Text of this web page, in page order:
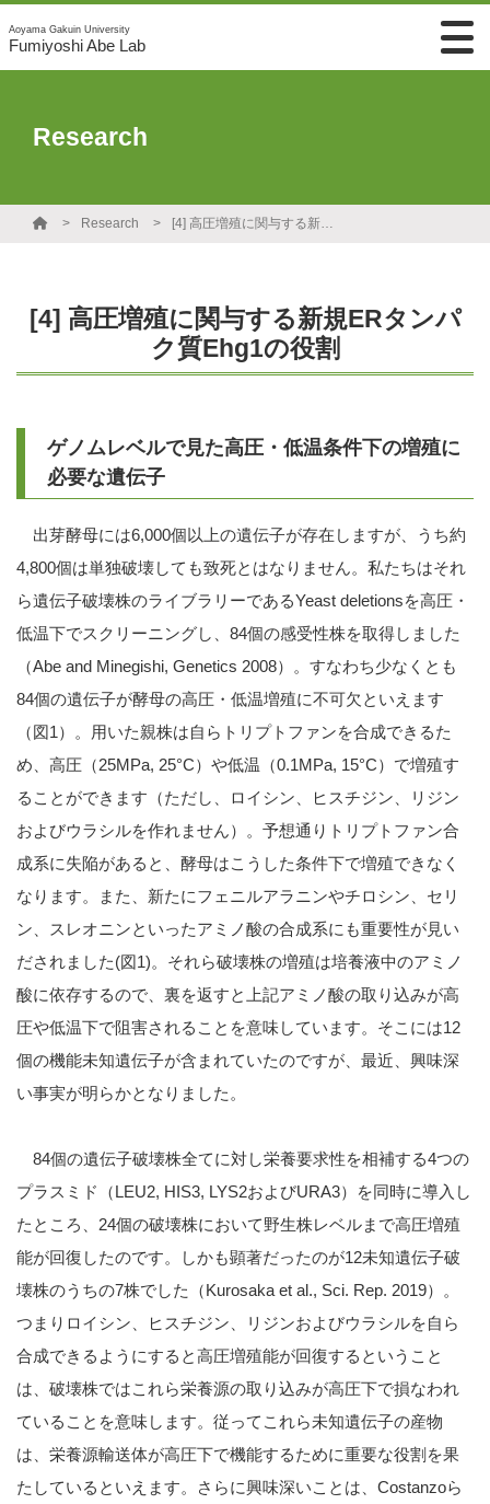
Aoyama Gakuin University
Fumiyoshi Abe Lab
Research
Research [4] 高圧増殖に関与する新規ERタンパク質Ehg1の役割
[4] 高圧増殖に関与する新規ERタンパ
ク質Ehg1の役割
ゲノムレベルで見た高圧・低温条件下の増殖に
必要な遺伝子
出芽酵母には6,000個以上の遺伝子が存在しますが、うち約
4,800個は単独破壊しても致死とはなりません。私たちはそれ
ら遺伝子破壊株のライブラリーであるYeast deletionsを高圧・
低温下でスクリーニングし、84個の感受性株を取得しました
（Abe and Minegishi, Genetics 2008）。すなわち少なくとも
84個の遺伝子が酵母の高圧・低温増殖に不可欠といえます
（図1）。用いた親株は自らトリプトファンを合成できるた
め、高圧（25MPa, 25°C）や低温（0.1MPa, 15°C）で増殖す
ることができます（ただし、ロイシン、ヒスチジン、リジン
およびウラシルを作れません）。予想通りトリプトファン合
成系に失陥があると、酵母はこうした条件下で増殖できなく
なります。また、新たにフェニルアラニンやチロシン、セリ
ン、スレオニンといったアミノ酸の合成系にも重要性が見い
だされました(図1)。それら破壊株の増殖は培養液中のアミノ
酸に依存するので、裏を返すと上記アミノ酸の取り込みが高
圧や低温下で阻害されることを意味しています。そこには12
個の機能未知遺伝子が含まれていたのですが、最近、興味深
い事実が明らかとなりました。
84個の遺伝子破壊株全てに対し栄養要求性を相補する4つの
プラスミド（LEU2, HIS3, LYS2およびURA3）を同時に導入し
たところ、24個の破壊株において野生株レベルまで高圧増殖
能が回復したのです。しかも顕著だったのが12未知遺伝子破
壊株のうちの7株でした（Kurosaka et al., Sci. Rep. 2019）。
つまりロイシン、ヒスチジン、リジンおよびウラシルを自ら
合成できるようにすると高圧増殖能が回復するということ
は、破壊株ではこれら栄養源の取り込みが高圧下で損なわれ
ていることを意味します。従ってこれら未知遺伝子の産物
は、栄養源輸送体が高圧下で機能するために重要な役割を果
たしているといえます。さらに興味深いことは、Costanzoら